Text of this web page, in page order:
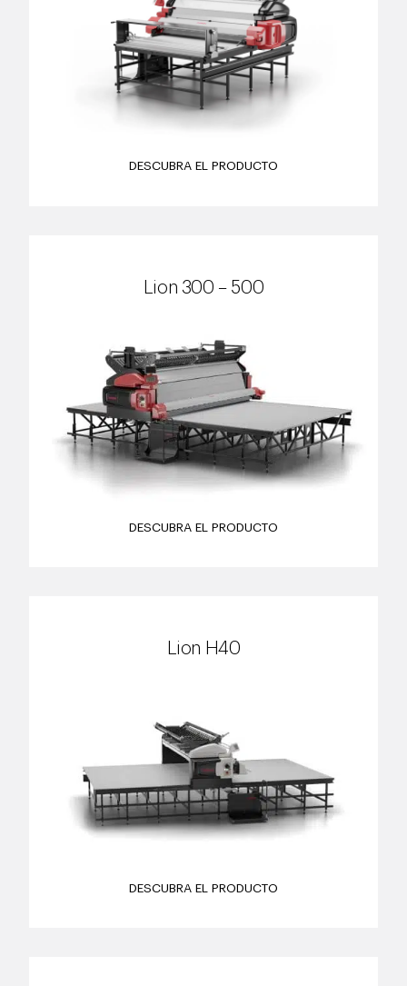
DESCUBRA EL PRODUCTO
Lion 300 – 500
DESCUBRA EL PRODUCTO
Lion H40
DESCUBRA EL PRODUCTO